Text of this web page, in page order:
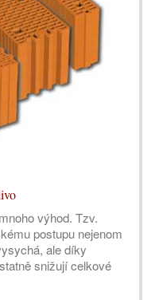
výhod. Tzv.
postupu nejenom
ale díky
snižují celkové